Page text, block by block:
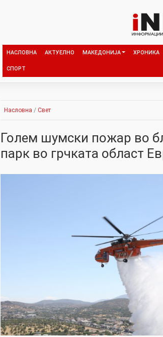
НАСЛОВНА АКТУЕЛНО МАКЕДОНИЈА ХРОНИКА
СПОРТ
Насловна / Свет
Голем шумски пожар во
парк во грчката област